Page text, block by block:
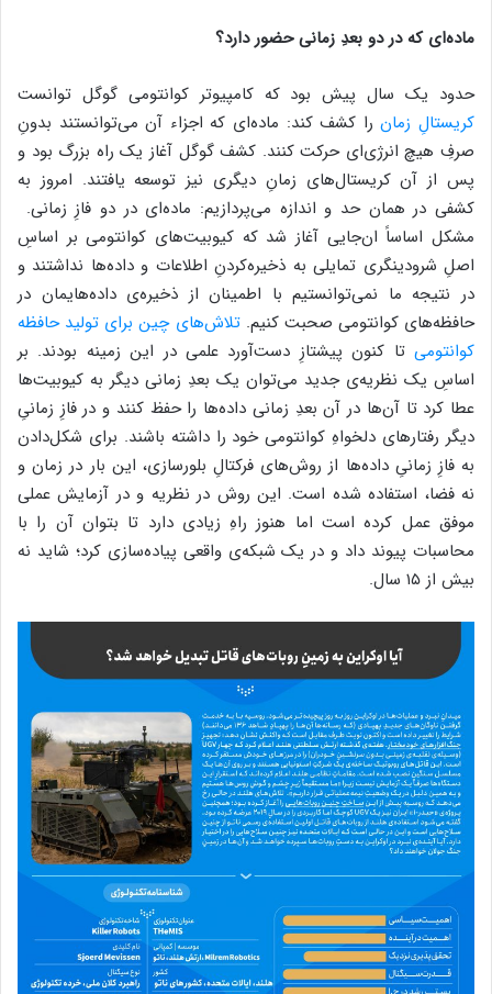
ماده‌ای که در دو بعدِ زمانی حضور دارد؟
حدود یک سال پیش بود که کامپیوتر کوانتومی گوگل توانست
کریستالِ زمانرا کشف کند: ماده‌ای که اجزاء آن می‌توانستند بدونِ
صرفِ هیچ انرژی‌ای حرکت کنند. کشف گوگل آغاز یک راه بزرگ بود و
پس از آن کریستا‌ل‌های زمانِ دیگری نیز توسعه یافتند. امروز به
کشفی در همان حد و اندازه می‌پردازیم: ماده‌ای در دو فازِ زمانی.
مشکل اساساً ان‌جایی آغاز شد که کیوبیت‌های کوانتومی بر اساسِ
اصلِ شرودینگری تمایلی به ذخیره‌کردنِ اطلاعات و داده‌ها نداشتند و
در نتیجه ما نمی‌توانستیم با اطمینان از ذخیره‌ی داده‌هایمان در
حافظه‌های کوانتومی صحبت کنیم.تلاش‌های چین برای تولید حافظه
کوانتومی تا کنون پیشتازِ دست‌آورد علمی در این زمینه بودند. بر
اساسِ یک نظریه‌ی جدید می‌توان یک بعدِ زمانی دیگر به کیوبیت‌ها
عطا کرد تا آن‌ها در آن بعدِ زمانی داده‌ها را حفظ کنند و در فازِ زمانیِ
دیگر رفتار‌های دلخواهِ کوانتومی خود را داشته باشند. برای شکل‌دادن
به فازِ زمانیِ داده‌ها از روش‌های فرکتالِ بلورسازی، این بار در زمان و
نه فضا، استفاده شده است. این روش در نظریه و در آزمایش عملی
موفق عمل کرده است اما هنوز راهِ زیادی دارد تا بتوان آن را با
محاسبات پیوند داد و در یک شبکه‌ی واقعی پیاده‌سازی کرد؛ شاید نه
بیش از ۱۵ سال.